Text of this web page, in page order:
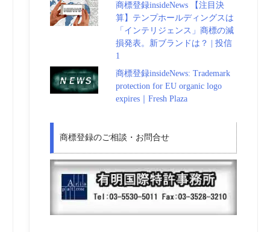
商標登録insideNews 【注目決
算】テンプホールディングスは
「インテリジェンス」商標の減
損発表。新ブランドは？ | 投信
1
商標登録insideNews: Trademark
protection for EU organic logo
expires｜Fresh Plaza
商標登録のご相談・お問合せ